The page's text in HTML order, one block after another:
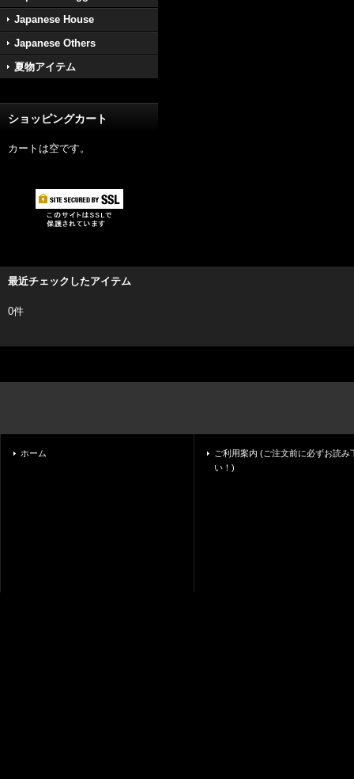
Japanese House
Japanese Others
夏物アイテム
ショッピングカート
カートは空です。
最近チェックしたアイテム
0件
ホーム
ご利用案内 (ご注文前に必ずお読み
い！)